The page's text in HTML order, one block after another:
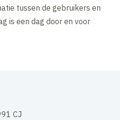
tussen de gebruikers en
is een dag door en voor
CJ